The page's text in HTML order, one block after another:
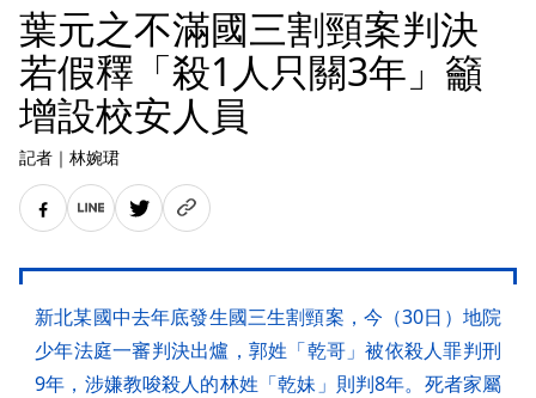
葉元之不滿國三割頸案判決
若假釋「殺1人只關3年」籲
增設校安人員
記者 ｜ 林婉珺
新北某國中去年底發生國三生割頸案，今（30日）地院
少年法庭一審判決出爐，郭姓「乾哥」被依殺人罪判刑
9年，涉嫌教唆殺人的林姓「乾妹」則判8年。死者家屬